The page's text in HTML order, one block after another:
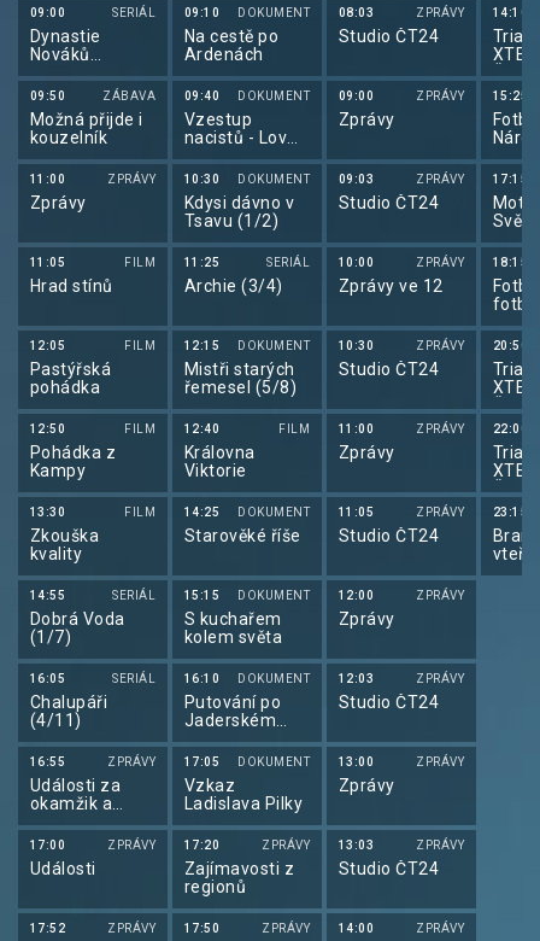
09:00 SERIÁL
Dynastie
Nováků
(11/13)
09:50 ZÁBAVA
Možná přijde i
kouzelník
11:00 ZPRÁVY
Zprávy
11:05 FILM
Hrad stínů
12:05 FILM
Pastýřská
pohádka
12:50 FILM
Pohádka z
Kampy
13:30 FILM
Zkouška
kvality
14:55 SERIÁL
Dobrá Voda
(1/7)
16:05 SERIÁL
Chalupáři
(4/11)
16:55 ZPRÁVY
Události za
okamžik a
počasí
17:00 ZPRÁVY
Události
17:52 ZPRÁVY
09:10 DOKUMENT
Na cestě po
Ardenách
09:40 DOKUMENT
Vzestup
nacistů - Lov
(1/3)
10:30 DOKUMENT
Kdysi dávno v
Tsavu (1/2)
11:25 SERIÁL
Archie (3/4)
12:15 DOKUMENT
Mistři starých
řemesel (5/8)
12:40 FILM
Královna
Viktorie
14:25 DOKUMENT
Starověké říše
15:15 DOKUMENT
S kuchařem
kolem světa
16:10 DOKUMENT
Putování po
Jaderském
moři (2/6)
17:05 DOKUMENT
Vzkaz
Ladislava Pilky
17:20 ZPRÁVY
Zajímavosti z
regionů
17:50 ZPRÁVY
08:03 ZPRÁVY
Studio ČT24
09:00 ZPRÁVY
Zprávy
09:03 ZPRÁVY
Studio ČT24
10:00 ZPRÁVY
Zprávy ve 12
10:30 ZPRÁVY
Studio ČT24
11:00 ZPRÁVY
Zprávy
11:05 ZPRÁVY
Studio ČT24
12:00 ZPRÁVY
Zprávy
12:03 ZPRÁVY
Studio ČT24
13:00 ZPRÁVY
Zprávy
13:03 ZPRÁVY
Studio ČT24
14:00 ZPRÁVY
14:10
15:25
17:15
Svět
18:15
2026
20:50
22:00
23:15